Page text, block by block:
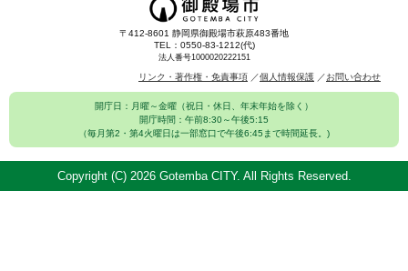
〒412-8601 静岡県御殿場市萩原483番地
TEL：0550-83-1212(代)
法人番号1000020222151
リンク・著作権・免責事項 個人情報保護 お問い合わせ
開庁日：月曜～金曜（祝日・休日、年末年始を除く）
開庁時間：午前8:30～午後5:15
（毎月第2・第4火曜日は一部窓口で午後6:45まで時間延長。)
Copyright (C) 2026 Gotemba CITY. All Rights Reserved.